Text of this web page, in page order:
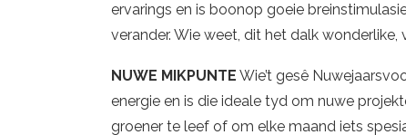
ervarings en is boonop goeie
verander. Wie weet, dit het dalk wonderlike,
NUWE MIKPUNTE Wie’t gesê
energie en is die ideale tyd om nuwe
groener te leef of om elke maand iets